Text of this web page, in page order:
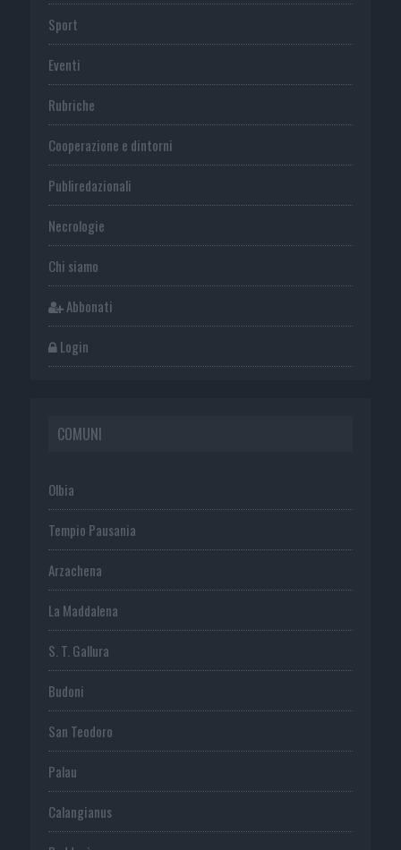
Sport
Eventi
Rubriche
Cooperazione e dintorni
Publiredazionali
Necrologie
Chi siamo
Abbonati
Login
COMUNI
Olbia
Tempio Pausania
Arzachena
La Maddalena
S. T. Gallura
Budoni
San Teodoro
Palau
Calangianus